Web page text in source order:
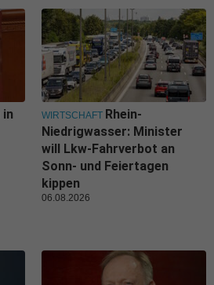
WIRTSCHAFT Rhein-
Niedrigwasser: Minister
will Lkw-Fahrverbot an
Sonn- und Feiertagen
kippen
06.08.2026